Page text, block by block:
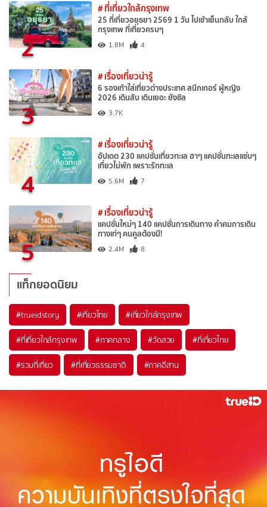
2
# ที่เที่ยวใกล้กรุงเทพ
25 ที่เที่ยวอยุธยา 2569 1 วัน ไปเช้าเย็นกลับ ใกล้
กรุงเทพ ที่เที่ยวครบๆ
1.8M 4
3
# เรื่องเที่ยวน่ารู้
6 รองเท้าใส่เที่ยวต่างประเทศ สนีกเกอร์ ผู้หญิง
2026 เดินสับ เดินเยอะ ยังชิล
3.7K
4
# เรื่องเที่ยวน่ารู้
อัปเดต 230 แคปชั่นเที่ยวทะเล ฮาๆ แคปชั่นทะเลแซ่บๆ
เที่ยวไม่พัก เพราะรักทะเล
5.6M 7
5
# เรื่องเที่ยวน่ารู้
แคปชั่นใหม่ๆ 140 แคปชั่นการเดินทาง คำคมการเดิน
ทางเท่ๆ คนคูลต้องมี!
2.4M 8
แท็กยอดนิยม
#trueidstory #เที่ยวไทย #เที่ยวใกล้กรุงเทพ
#ที่เที่ยวใกล้กรุงเทพ #ภาคกลาง #วัดสวย #ที่เที่ยวไทย
#รวมที่เที่ยว #ที่เที่ยวธรรมชาติ #ภาคอีสาน